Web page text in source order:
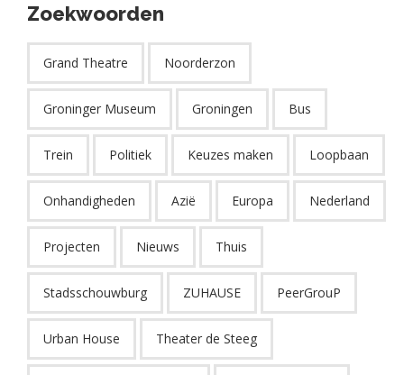
Zoekwoorden
Grand Theatre Noorderzon
Groninger Museum Groningen Bus
Trein Politiek Keuzes maken Loopbaan
Onhandigheden Azië Europa Nederland
Projecten Nieuws Thuis
Stadsschouwburg ZUHAUSE PeerGrouP
Urban House Theater de Steeg